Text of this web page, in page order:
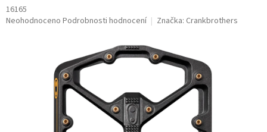
16165
Průměrné
Neohodnoceno Podrobnosti hodnocení Značka: Crankbrothers